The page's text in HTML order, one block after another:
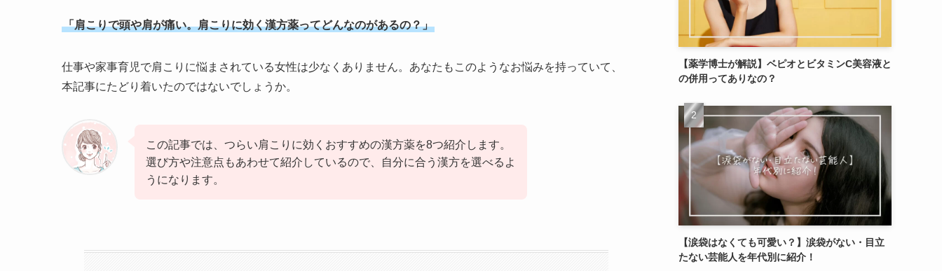
「肩こりで頭や肩が痛い。肩こりに効く漢方薬ってどんなのがあるの？」
仕事や家事育児で肩こりに悩まされている女性は少なくありません。あなたもこのようなお悩みを持っていて、
本記事にたどり着いたのではないでしょうか。
この記事では、つらい肩こりに効くおすすめの漢方薬を8つ紹介します。
選び方や注意点もあわせて紹介しているので、自分に合う漢方を選べるよ
うになります。
【薬学博士が解説】ベピオとビタミンC美容液と
の併用ってありなの？
【涙袋はなくても可愛い？】涙袋がない・目立
たない芸能人を年代別に紹介！